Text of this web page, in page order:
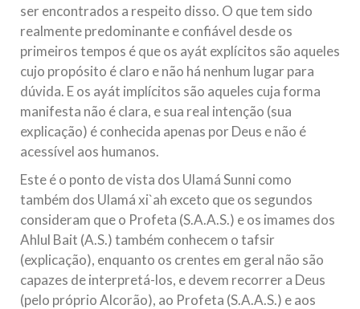
ser encontrados a respeito disso. O que tem sido
realmente predominante e confiável desde os
primeiros tempos é que os ayát explícitos são aqueles
cujo propósito é claro e não há nenhum lugar para
dúvida. E os ayát implícitos são aqueles cuja forma
manifesta não é clara, e sua real intenção (sua
explicação) é conhecida apenas por Deus e não é
acessível aos humanos.
Este é o ponto de vista dos Ulamá Sunni como
também dos Ulamá xi`ah exceto que os segundos
consideram que o Profeta (S.A.A.S.) e os imames dos
Ahlul Bait (A.S.) também conhecem o tafsir
(explicação), enquanto os crentes em geral não são
capazes de interpretá-los, e devem recorrer a Deus
(pelo próprio Alcorão), ao Profeta (S.A.A.S.) e aos